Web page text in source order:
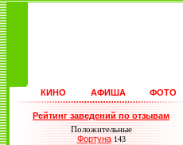
КИНО АФИША ФОТО
Рейтинг заведений по отзывам
Положительные
Фортуна 143